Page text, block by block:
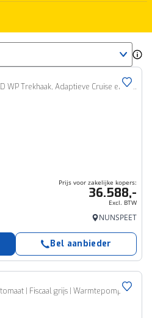
Musso Ev Bronze 80.6 kWh 2WD WP Trekhaak, Adaptieve Cruise en Climate Control, Navigatie, Carplay/Android Auto
Prijs voor zakelijke kopers:
36.588,-
Excl. BTW
NUNSPEET
Bel aanbieder
| Fiscaal grijs | Warmtepomp